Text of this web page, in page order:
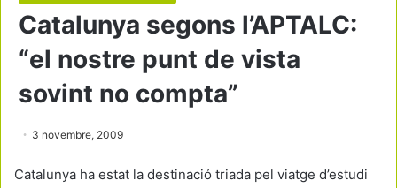
Catalunya segons l’APTALC:
“el nostre punt de vista
sovint no compta”
3 novembre, 2009
Catalunya ha estat la destinació triada pel viatge d’estudi